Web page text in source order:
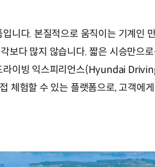
입니다. 본질적으로 움직이는 기계
보다 많지 않습니다. 짧은 시승만으
라이빙 익스피리언스(Hyundai
체험할 수 있는 플랫폼으로, 고객에